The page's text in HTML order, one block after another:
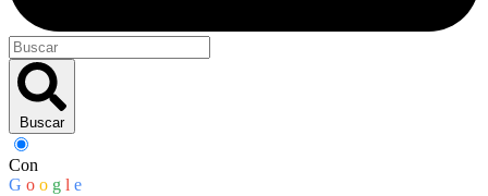
Buscar
Con
G o o g l e